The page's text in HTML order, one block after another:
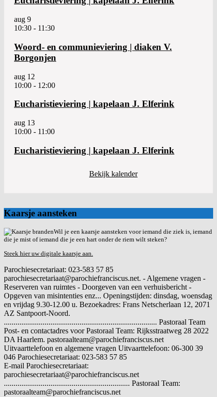
aug 9
10:30 - 11:30
Woord- en communieviering | diaken V.
Borgonjen
aug 12
10:00 - 12:00
Eucharistieviering | kapelaan J. Elferink
aug 13
10:00 - 11:00
Eucharistieviering | kapelaan J. Elferink
Bekijk kalender
Kaarsje aansteken
Wil je een kaarsje aansteken voor iemand die ziek is, iemand
die je mist of iemand die je een hart onder de riem wilt steken?
Steek hier uw digitale kaarsje aan.
Parochiesecretariaat: 023-583 57 85
parochiesecretariaat@parochiefranciscus.net. - Algemene vragen -
Reserveren van ruimtes - Doorgeven van een verhuisbericht -
Opgeven van misintenties enz... Openingstijden: dinsdag, woensdag
en vrijdag 9.30-12.00 u. Bezoekadres: Frans Netscherlaan 12, 2071
AZ Santpoort-Noord.
............................................................................... Pastoraal Team
Post- en contactadres voor Pastoraal Team: Rijksstraatweg 28 2022
DA Haarlem. pastoraalteam@parochiefranciscus.net
Uitvaarttelefoon en algemene vragen Uitvaarttelefoon: 06-300 39
046 Parochiesecretariaat: 023-583 57 85
E-mail Parochiesecretariaat:
parochiesecretariaat@parochiefranciscus.net
................................................................. Pastoraal Team:
pastoraalteam@parochiefranciscus.net